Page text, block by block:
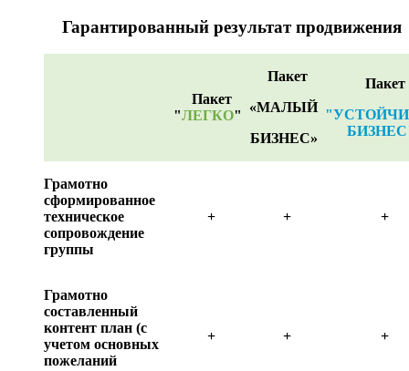
Гарантированный результат продвижения
Пакет
"ЛЕГКО"
Пакет
«МАЛЫЙ
БИЗНЕС»
Пакет
Грамотно
сформированное
техническое
сопровождение
группы
+ + +
Грамотно
составленный
контент план (с
учетом основных
пожеланий
+ + +